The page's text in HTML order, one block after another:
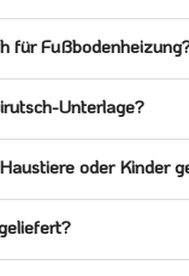
für
Unterlage?
oder Kinder